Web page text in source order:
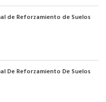
de Reforzamiento de Suelos
De Reforzamiento De Suelos